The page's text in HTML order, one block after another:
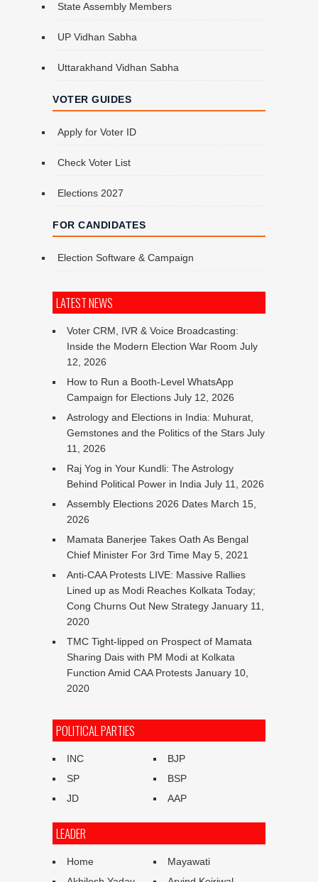
State Assembly Members
UP Vidhan Sabha
Uttarakhand Vidhan Sabha
VOTER GUIDES
Apply for Voter ID
Check Voter List
Elections 2027
FOR CANDIDATES
Election Software & Campaign
LATEST NEWS
Voter CRM, IVR & Voice Broadcasting:
Inside the Modern Election War Room July
12, 2026
How to Run a Booth-Level WhatsApp
Campaign for Elections July 12, 2026
Astrology and Elections in India: Muhurat,
Gemstones and the Politics of the Stars July
11, 2026
Raj Yog in Your Kundli: The Astrology
Behind Political Power in India July 11, 2026
Assembly Elections 2026 Dates March 15,
2026
Mamata Banerjee Takes Oath As Bengal
Chief Minister For 3rd Time May 5, 2021
Anti-CAA Protests LIVE: Massive Rallies
Lined up as Modi Reaches Kolkata Today;
Cong Churns Out New Strategy January 11,
2020
TMC Tight-lipped on Prospect of Mamata
Sharing Dais with PM Modi at Kolkata
Function Amid CAA Protests January 10,
2020
POLITICAL PARTIES
INC
BJP
SP
BSP
JD
AAP
LEADER
Home
Mayawati